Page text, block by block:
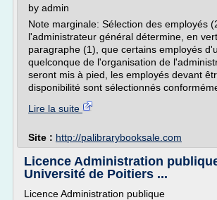
by admin
Note marginale: Sélection des employés
l'administrateur général détermine, en
paragraphe (1), que certains employés
quelconque de l'organisation de
seront mis à pied, les employés devant
disponibilité sont sélectionnés
Lire la suite
Site : http://palibrarybooksale.com
Licence Administration
Université de Poitiers ...
Licence Administration publique